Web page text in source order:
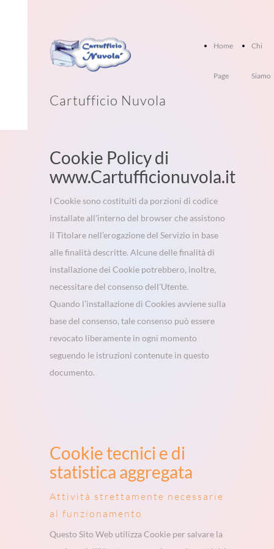
Cartufficio Nuvola
Home
Page
Chi
Siamo
Cookie Policy di
www.Cartufficionuvola.it
I Cookie sono costituiti da porzioni di codice
installate all'interno del browser che assistono
il Titolare nell’erogazione del Servizio in base
alle finalità descritte. Alcune delle finalità di
installazione dei Cookie potrebbero, inoltre,
necessitare del consenso dell'Utente.
Quando l’installazione di Cookies avviene sulla
base del consenso, tale consenso può essere
revocato liberamente in ogni momento
seguendo le istruzioni contenute in questo
documento.
Cookie tecnici e di
statistica aggregata
Attività strettamente necessarie
al funzionamento
Questo Sito Web utilizza Cookie per salvare la